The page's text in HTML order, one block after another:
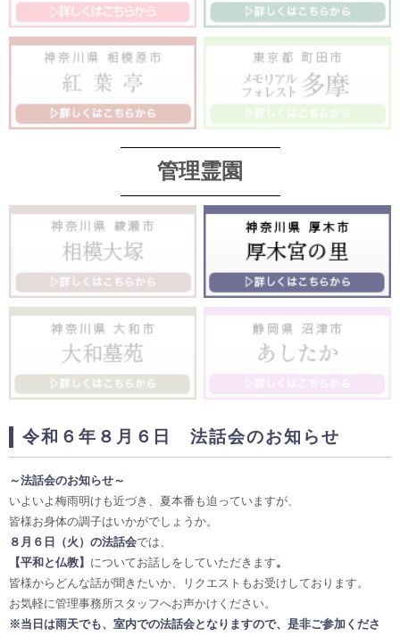
管理霊園
令和６年８月６日 法話会のお知らせ
～法話会のお知らせ～
いよいよ梅雨明けも近づき、夏本番も迫っていますが、
皆様お身体の調子はいかがでしょうか。
８ 月６日（火）の法話会では、
【平和と仏教】 についてお話しをしていただきます。
皆様からどんな話が聞きたいか、リクエストもお受けしております。
お気軽に管理事務所スタッフへお声かけください。
※当日は雨天でも、室内での法話会となりますので、是非ご参加くださ